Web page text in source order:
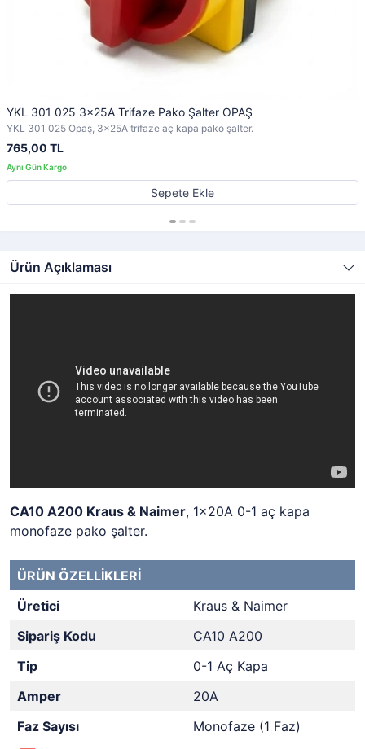
YKL 301 025 3x25A Trifaze Pako Şalter OPAŞ
YKL 301 025 Opaş, 3x25A trifaze aç kapa pako şalter.
765,00 TL
Sepete Ekle
Ürün Açıklaması
CA10 A200 Kraus & Naimer, 1x20A 0-1 aç kapa
monofaze pako şalter.
ÜRÜN ÖZELLİKLERİ
Üretici
Kraus & Naimer
Sipariş Kodu
CA10 A200
Tip
0-1 Aç Kapa
Amper
20A
Faz Sayısı
Monofaze (1 Faz)